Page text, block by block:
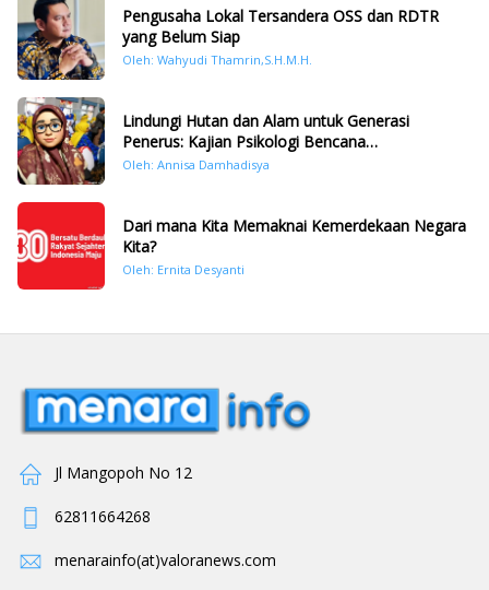
Pengusaha Lokal Tersandera OSS dan RDTR
yang Belum Siap
Oleh: Wahyudi Thamrin,S.H.M.H.
Lindungi Hutan dan Alam untuk Generasi
Penerus: Kajian Psikologi Bencana
Hidrometeorologi di Sumatera Pasca Tragedi
Oleh: Annisa Damhadisya
Dari mana Kita Memaknai Kemerdekaan Negara
Kita?
Oleh: Ernita Desyanti
Jl Mangopoh No 12
62811664268
menarainfo(at)valoranews.com